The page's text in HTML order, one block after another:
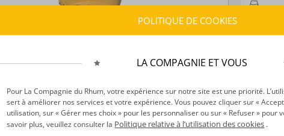
Volume :
Degré :
Paris
est unrhum agricole produit enGuadeloupeet
jus des cannes cultivées et récoltées sur leur
.
POLITIQUE DE COOKIES
LA COMPAGNIE ET VOUS
Pour La Compagnie du Rhum, votre expérience sur notre site est une priorité.
sert à améliorer nos services et votre expérience. Vous pouvez cliquer sur «
utilisation, sur « Gérer mes choix » pour les personnaliser ou sur « Refuser » pour
savoir plus, veuillez consulter la Politique relative à l’utilisation des cookies .